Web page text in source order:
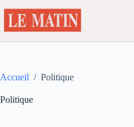
au
contenu
Accueil / Politique
Politique